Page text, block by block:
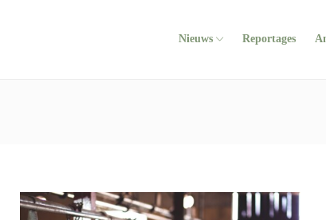
Nieuws Reportages